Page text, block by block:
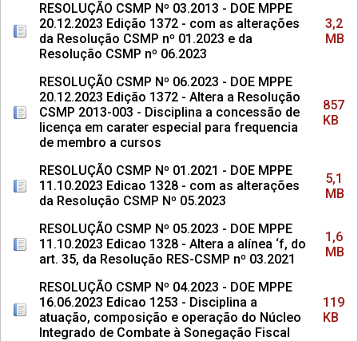
RESOLUÇÃO CSMP Nº 03.2013 - DOE MPPE
20.12.2023 Edição 1372 - com as alterações
da Resolução CSMP nº 01.2023 e da
Resolução CSMP nº 06.2023
3,2
MB
RESOLUÇÃO CSMP Nº 06.2023 - DOE MPPE
20.12.2023 Edição 1372 - Altera a Resolução
CSMP 2013-003 - Disciplina a concessão de
licença em carater especial para frequencia
de membro a cursos
857
KB
RESOLUÇÃO CSMP Nº 01.2021 - DOE MPPE
11.10.2023 Edicao 1328 - com as alterações
da Resolução CSMP Nº 05.2023
5,1
MB
RESOLUÇÃO CSMP Nº 05.2023 - DOE MPPE
11.10.2023 Edicao 1328 - Altera a alínea ‘f, do
art. 35, da Resolução RES-CSMP nº 03.2021
1,6
MB
RESOLUÇÃO CSMP Nº 04.2023 - DOE MPPE
16.06.2023 Edicao 1253 - Disciplina a
atuação, composição e operação do Núcleo
Integrado de Combate à Sonegação Fiscal
119
KB